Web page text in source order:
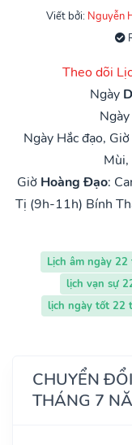
Viết bởi: Nguyễn
Theo dõi
Ngày
Ngày
Ngày Hắc đạo,
Giờ Hoàng Đạo:
Tị (9h-11h) Bính
Lịch âm ngày
lịch vạn sự
lịch ngày tốt 22
CHUYỂN
THÁNG 7